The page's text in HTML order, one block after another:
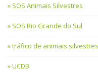
SOS Animais Silvestres
SOS Rio Grande do Sul
tráfico de animais silvestres
UCDB